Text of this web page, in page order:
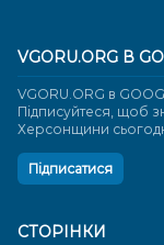
СТОРІНКИ
VGORU.ORG В
VGORU.ORG в
Підписуйтеся, щоб
Херсонщини
Підписатися